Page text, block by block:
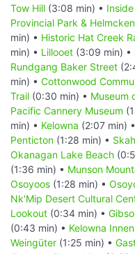
Tow Hill (3:08 min) •
Provincial Park &
min) • Historic Hat Creek
min) • Lillooet (3:09 min) •
Rundgang Baker Street
min) • Cottonwood
Trail (0:30 min) • Museum
Pacific Cannery Museum
min) • Kelowna (2:07 min) •
Penticton (1:28 min) •
Okanagan Lake Beach
(1:36 min) • Munson
Osoyoos (1:28 min) •
Nk'Mip Desert Cultural
Lookout (0:34 min) •
(0:43 min) • Kelowna
Weingüter (1:25 min) •